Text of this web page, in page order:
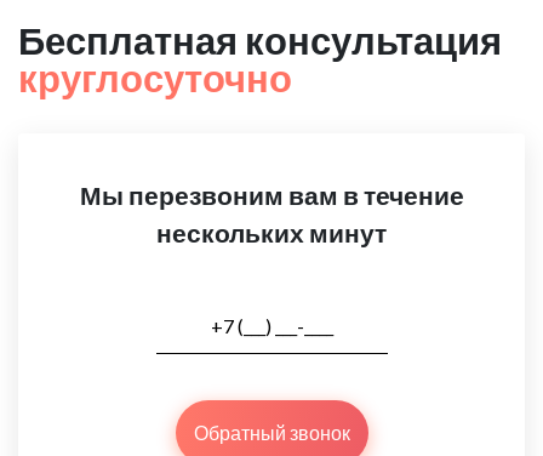
Бесплатная консультация
круглосуточно
Мы перезвоним вам в течение
нескольких минут
Обратный звонок